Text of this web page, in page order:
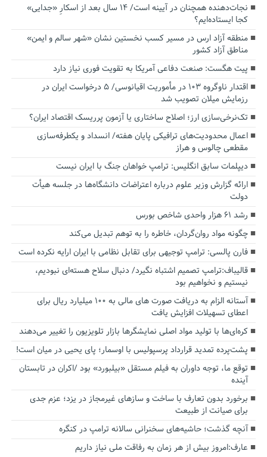
نجات‌دهنده‌ همچنان در آیینه است/ ۱۴ سال بعد از اسکارِ «جدایی»
کجا ایستاده‌ایم؟
منطقه آزاد ارس در مسیر کسب نخستین نشان «شهر سالم و ایمن»
مناطق آزاد کشور
پیت هگست: صنعت دفاعی آمریکا به تقویت فوری نیاز دارد
اقتدار ناوگروه ۱۰۳ در مأموریت‌ اقیانوسی/ ۵ درخواست ایران در
رزمایش میلان تصویب شد
تک‌نرخی‌سازی ارز؛ اصلاح ساختاری یا آزمون پرریسک اقتصاد ایران؟
اعمال محدودیت‌های ترافیکی پایان هفته/ انسداد و یکطرفه‌سازی
مقطعی چالوس و هراز
دیپلمات سابق انگلیس:‌ ترامپ خواهان جنگ با ایران نیست
ارائه گزارش وزیر علوم درباره اعتراضات دانشگاه‌ها در جلسه هیأت
دولت
رشد ۶۱ هزار واحدی شاخص بورس
چگونه مواد روان‌گردان، خاطره را به توهم تبدیل می‌کند
فارن پالسی: ترامپ توجیهی برای تقابل نظامی با ایران ارایه نکرده است
قالیباف:ترامپ تصمیم اشتباه نگیرد/ دنبال سلاح هسته‌ای نبودیم،
نیستیم و نخواهیم بود
آستانه الزام به دریافت صورت های مالی به ۱۰۰ میلیارد ریال برای
اعطای تسهیلات افزایش یافت
کره‌ای‌ها با تولید مواد اصلی نمایشگرها بازار تلویزیون را تغییر می‌دهند
پشت‌پرده تمدید قرارداد پرسپولیس با اوسمار؛ پای یحیی در میان است!
توقع ما، توجه داوران به فیلم مستقل «بیلبورد» بود /اکران در تابستان
آینده
برخورد بدون تعارف با ساخت‌ و سازهای غیرمجاز در یزد؛ عزم جدی
برای صیانت از طبیعت
آنچه گذشت؛ حاشیه‌های سخنرانی سالانه ترامپ در کنگره
عارف:امروز بیش از هر زمان به رفاقت ملی نیاز داریم